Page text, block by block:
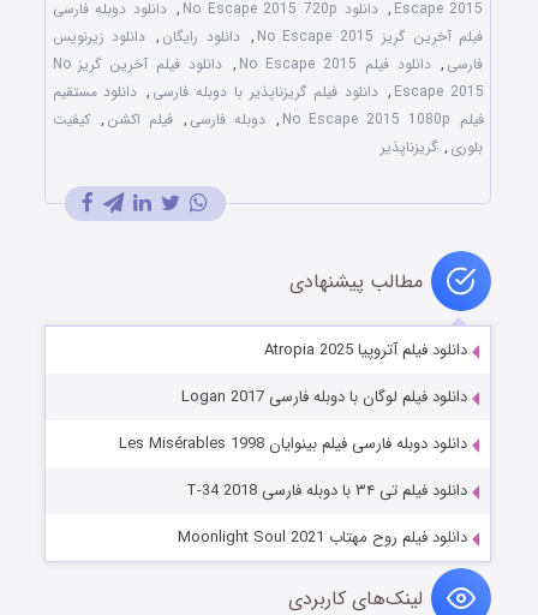
Escape 2015
, دانلود No Escape 2015 720p , دانلود دوبله فارسی
فیلم آخرین گریز No Escape 2015
, دانلود رایگان , دانلود زیرنویس
فارسی , دانلود فیلم No Escape 2015 ,
دانلود فیلم آخرین گریز No
Escape 2015
, دانلود فیلم گریزناپذیر با دوبله فارسی , دانلود مستقیم
فیلم No Escape 2015 1080p
, دوبله فارسی , فیلم اکشن , کیفیت
بلوری , گریزناپذیر
مطالب پیشنهادی
دانلود فیلم آتروپیا Atropia 2025
دانلود فیلم لوگان با دوبله فارسی Logan 2017
دانلود دوبله فارسی فیلم بینوایان Les Misérables 1998
دانلود فیلم تی ۳۴ با دوبله فارسی T-34 2018
دانلود فیلم روح مهتاب Moonlight Soul 2021
لینک‌های کاربردی